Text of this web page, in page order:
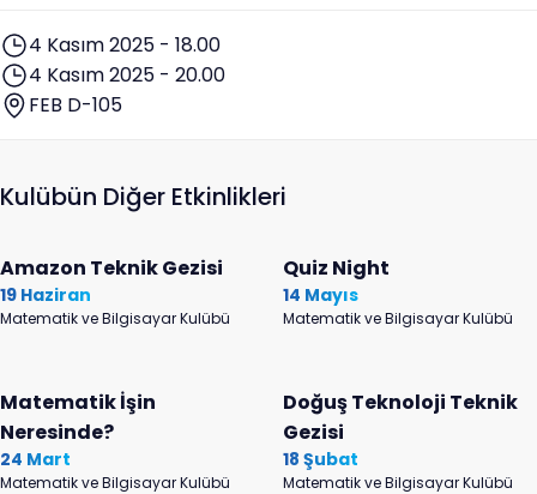
4 Kasım 2025 - 18.00
4 Kasım 2025 - 20.00
FEB D-105
Kulübün Diğer Etkinlikleri
Amazon Teknik Gezisi
19 Haziran
Matematik ve Bilgisayar Kulübü
Quiz Night
14 Mayıs
Matematik ve Bilgisayar Kulübü
Matematik İşin
Neresinde?
24 Mart
Matematik ve Bilgisayar Kulübü
Doğuş Teknoloji Teknik
Gezisi
18 Şubat
Matematik ve Bilgisayar Kulübü